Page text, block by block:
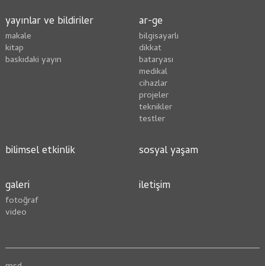
yayınlar ve bildiriler
makale
kitap
baskıdaki yayın
ar-ge
bilgisayarlı
dikkat
bataryası
medikal
cihazlar
projeler
teknikler
testler
bilimsel etkinlik sosyal yaşam
galeri
fotoğraf
video
i̇letişim